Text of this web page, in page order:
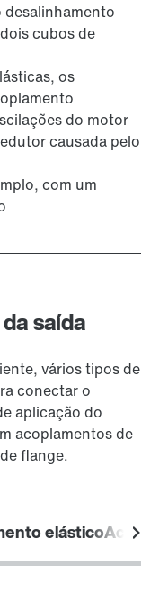
desalinhamento
cubos de
os
do motor
causada pelo
com um
saída
vários tipos de
conectar o
aplicação do
acoplamentos de
flange.
elástico